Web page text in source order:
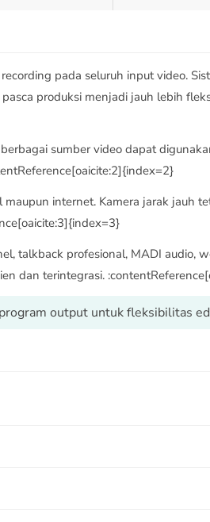
pada seluruh input video.
produksi menjadi jauh lebih
sumber video dapat
internet. Kamera jarak jauh
talkback profesional, MADI audio,
dan terintegrasi.
output untuk fleksibilitas